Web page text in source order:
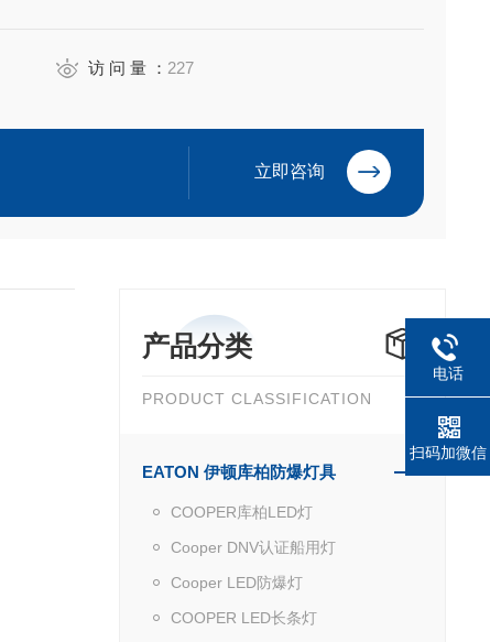
访 问 量 ： 227
立即咨询
产品分类
PRODUCT CLASSIFICATION
EATON 伊顿库柏防爆灯具
COOPER库柏LED灯
Cooper DNV认证船用灯
Cooper LED防爆灯
COOPER LED长条灯
电话
扫码加微信